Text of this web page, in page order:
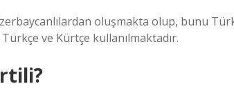
oluşmakta olup, bunu
ve Kürtçe kullanılmaktadır.